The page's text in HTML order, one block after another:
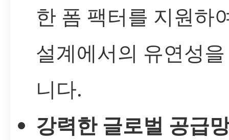
한 폼 팩터를 지원하
설계에서의 유연성
니다.
강력한 글로벌 공급